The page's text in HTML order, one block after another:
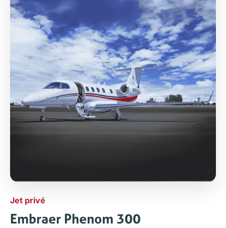
Jet privé
Embraer Phenom 300